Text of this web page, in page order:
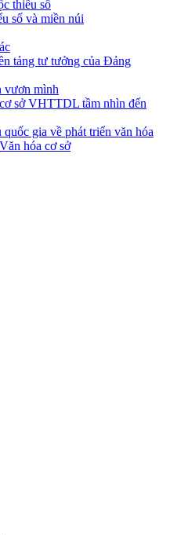
thiểu số
số và miền núi
tảng tư tưởng của Đảng
vươn mình
sở VHTTDL tầm nhìn đến
gia về phát triển văn hóa
hóa cơ sở